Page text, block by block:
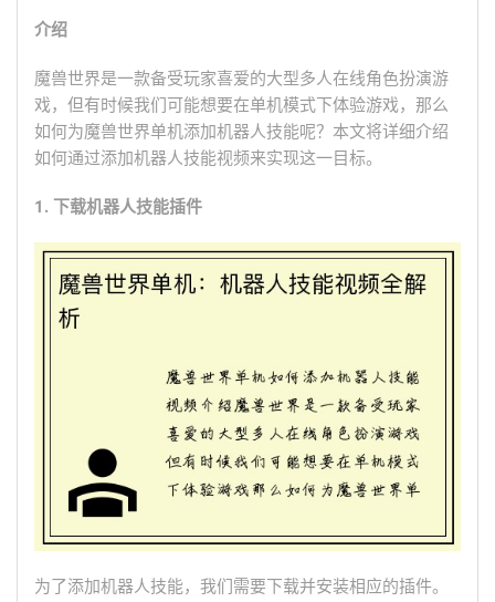
介绍
魔兽世界是一款备受玩家喜爱的大型多人在线角色扮演游
戏，但有时候我们可能想要在单机模式下体验游戏，那么
如何为魔兽世界单机添加机器人技能呢？本文将详细介绍
如何通过添加机器人技能视频来实现这一目标。
1. 下载机器人技能插件
为了添加机器人技能，我们需要下载并安装相应的插件。